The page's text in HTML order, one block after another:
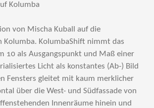
Kolumba
von Mischa Kuball auf die
Kolumba. KolumbaShift nimmt das
10 als Ausgangspunkt und Maß einer
Licht als konstantes (Ab-) Bild
Fensters gleitet mit kaum merklicher
über die West- und Südfassade von
Innenräume hinein und